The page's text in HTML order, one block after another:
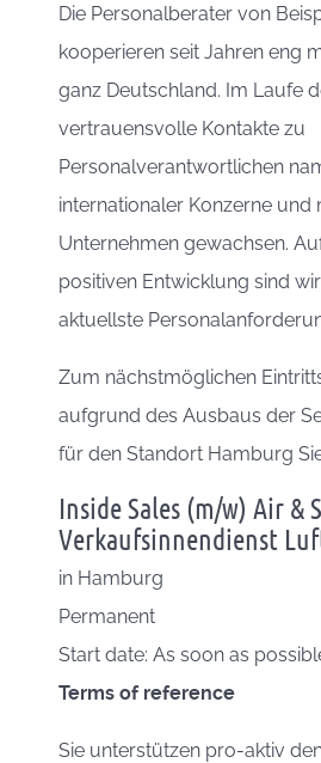
Die Personalberater von
kooperieren seit Jahren eng
ganz Deutschland. Im Laufe
vertrauensvolle Kontakte zu
Personalverantwortlichen
internationaler Konzerne und
Unternehmen gewachsen.
positiven Entwicklung sind
aktuellste
Zum nächstmöglichen
aufgrund des Ausbaus der
für den Standort Hamburg
Inside Sales (m/w) Air &
Verkaufsinnendienst
in Hamburg
Permanent
Start date: As soon as
Terms of reference
Sie unterstützen pro-aktiv